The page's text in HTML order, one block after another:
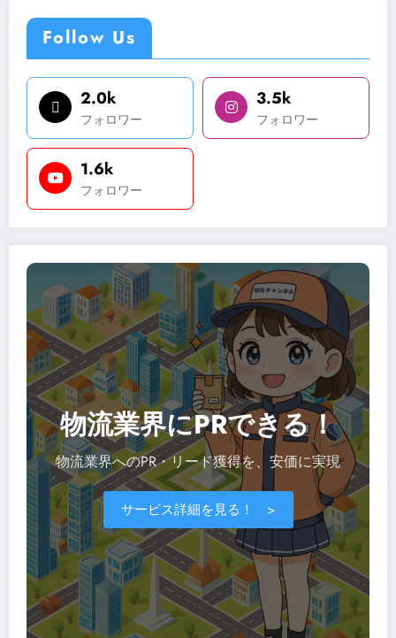
Follow Us
2.0k
フォロワー
3.5k
フォロワー
1.6k
フォロワー
物流業界にPRできる！
物流業界へのPR・リード獲得を、安価に実現
サービス詳細を見る！ >